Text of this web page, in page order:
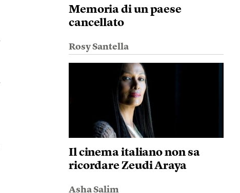
Memoria di un paese
cancellato
Rosy Santella
Il cinema italiano non sa
ricordare Zeudi Araya
Asha Salim